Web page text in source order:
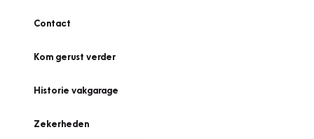
Contact
Kom gerust verder
Historie vakgarage
Zekerheden